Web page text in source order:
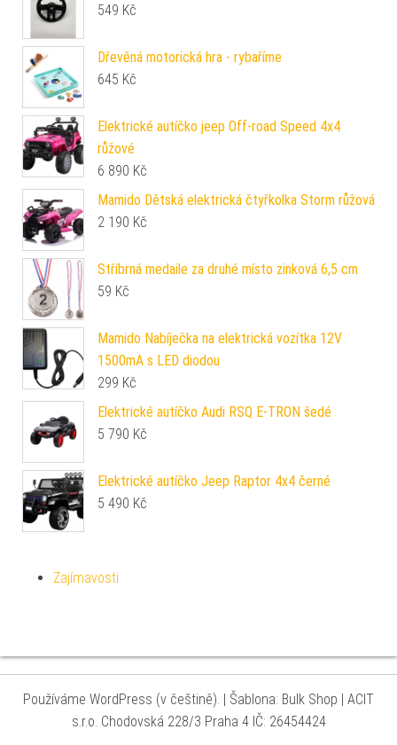
549 Kč
Dřevěná motorická hra - rybaříme
645 Kč
Elektrické autíčko jeep Off-road Speed 4x4
růžové
6 890 Kč
Mamido Dětská elektrická čtyřkolka Storm růžová
2 190 Kč
Stříbrná medaile za druhé místo zinková 6,5 cm
59 Kč
Mamido Nabíječka na elektrická vozítka 12V
1500mA s LED diodou
299 Kč
Elektrické autíčko Audi RSQ E-TRON šedé
5 790 Kč
Elektrické autíčko Jeep Raptor 4x4 černé
5 490 Kč
Zajímavosti
Používáme WordPress (v češtině). | Šablona: Bulk Shop | ACIT
s.r.o. Chodovská 228/3 Praha 4 IČ: 26454424